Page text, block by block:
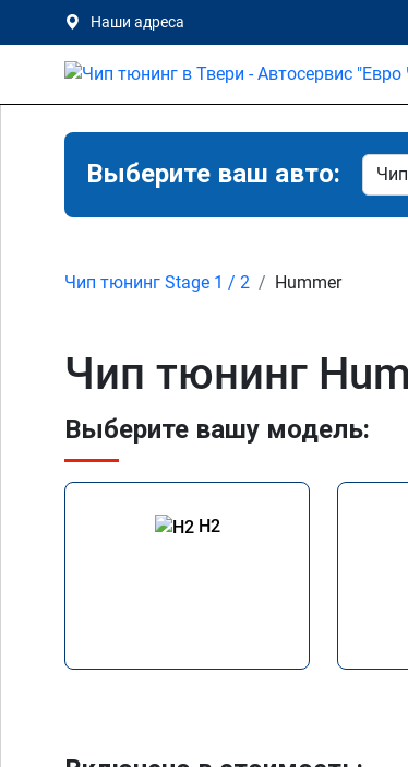
Наши адреса
Выберите ваш авто:
Чип тюнинг Stage 1 / 2 Hummer
Чип тюнинг
Выберите вашу модель:
H2